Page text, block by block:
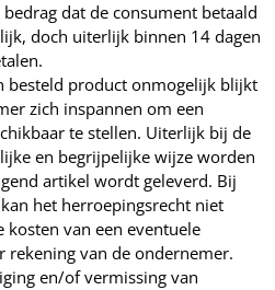
dat de consument betaald
doch uiterlijk binnen 14 dagen
besteld product onmogelijk blijkt
zich inspannen om een
te stellen. Uiterlijk bij de
en begrijpelijke wijze worden
artikel wordt geleverd. Bij
het herroepingsrecht niet
van een eventuele
rekening van de ondernemer.
en/of vermissing van